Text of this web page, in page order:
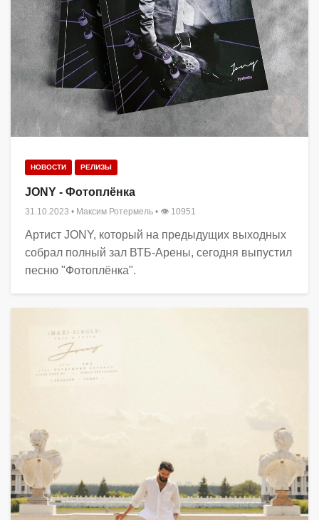
НОВОСТИ РЕЛИЗЫ
JONY - Фотоплёнка
31.10.2023 • Максим Ротермель • 👁 10951
Артист JONY, который на предыдущих выходных
собрал полный зал ВТБ-Арены, сегодня выпустил
песню "Фотоплёнка".